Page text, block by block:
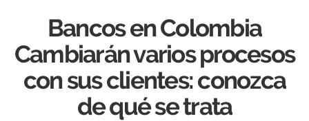
Bancos en Colombia
Cambiarán varios procesos
con sus clientes: conozca
de qué se trata